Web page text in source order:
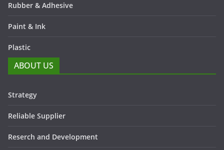
Rubber & Adhesive
Paint & Ink
Plastic
ABOUT US
Strategy
Reliable Supplier
Reserch and Development